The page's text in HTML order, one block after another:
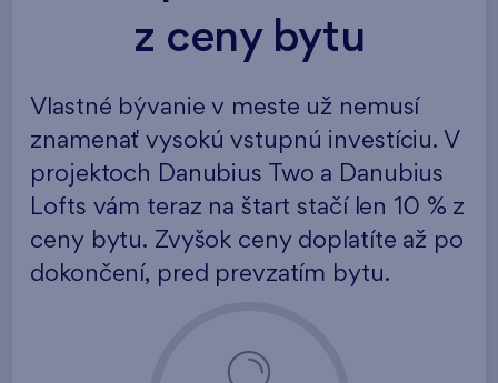
z ceny bytu
Vlastné bývanie v meste už nemusí
znamenať vysokú vstupnú investíciu. V
projektoch Danubius Two a Danubius
Lofts vám teraz na štart stačí len 10 % z
ceny bytu. Zvyšok ceny doplatíte až po
dokončení, pred prevzatím bytu.